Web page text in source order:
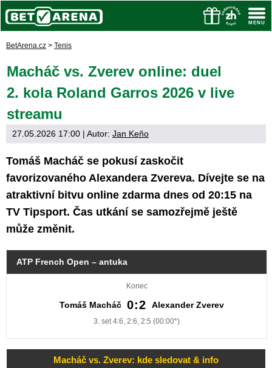
BetArena.cz > Tenis
Macháč vs. Zverev online: duel
2. kola Roland Garros 2026 v live
streamu
27.05.2026 17:00 | Autor: Jan Keňo
Tomáš Macháč se pokusí zaskočit
favorizovaného Alexandera Zvereva. Dívejte se na
atraktivní bitvu online zdarma dnes od 20:15 na
TV Tipsport. Čas utkání se samozřejmě ještě
může změnit.
ATP French Open – antuka
Konec
Tomáš Macháč 0:2 Alexander Zverev
3. set 4:6, 2:6, 2:5 (00:00*)
Macháč vs. Zverev: kde sledovat & info